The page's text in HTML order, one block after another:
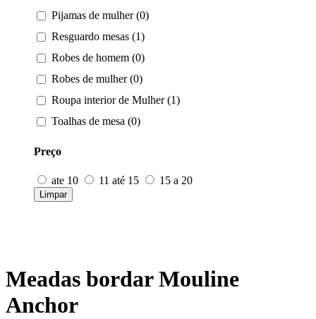
Pijamas de mulher (0)
Resguardo mesas (1)
Robes de homem (0)
Robes de mulher (0)
Roupa interior de Mulher (1)
Toalhas de mesa (0)
Preço
ate 10 11 até 15 15 a 20
Limpar
Meadas bordar Mouline
Anchor